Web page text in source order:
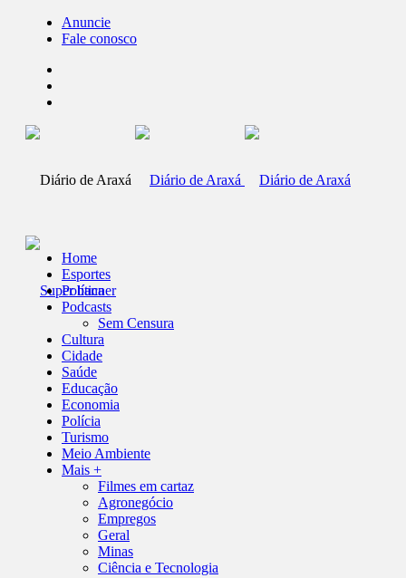
Anuncie
Fale conosco
Home
Esportes
Política
Podcasts
Sem Censura
Cultura
Cidade
Saúde
Educação
Economia
Polícia
Turismo
Meio Ambiente
Mais +
Filmes em cartaz
Agronegócio
Empregos
Geral
Minas
Ciência e Tecnologia